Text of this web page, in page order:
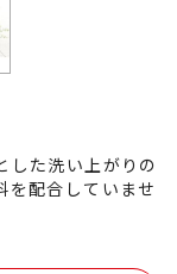
した洗い上がりの
を配合していませ